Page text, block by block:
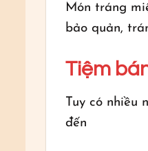
Món tráng
bảo quản,
Tiệm
Tuy có nhiều
đến